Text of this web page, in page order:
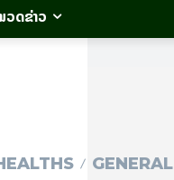
ດຂ່າວ
GENERAL